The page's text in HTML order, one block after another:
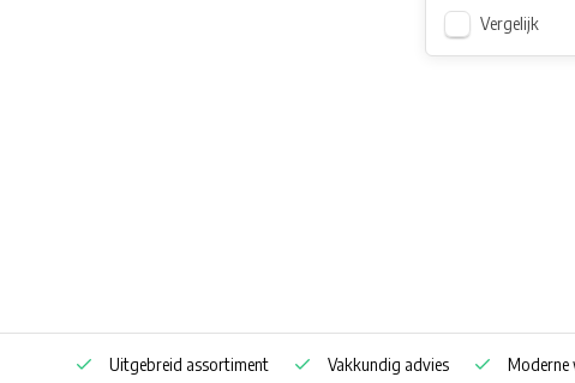
Vergelijk
Uitgebreid assortiment Vakkundig advies Moderne